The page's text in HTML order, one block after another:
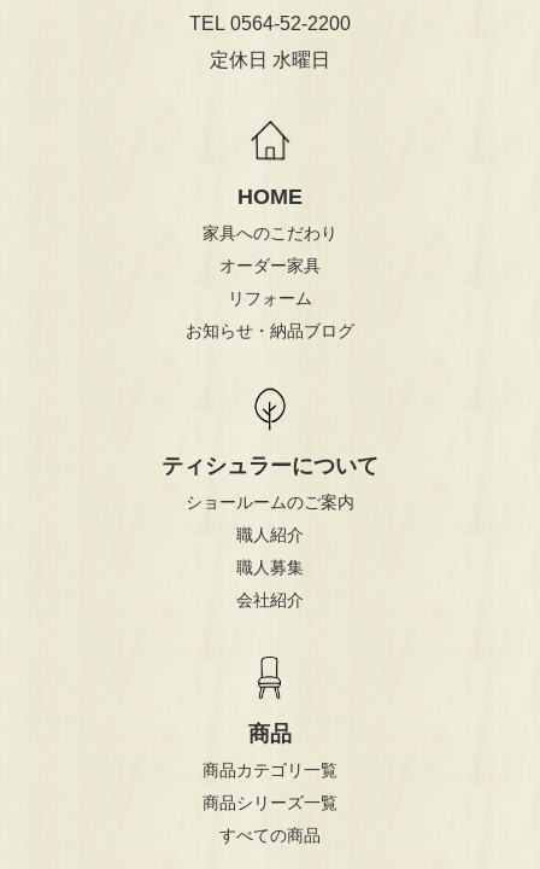
TEL 0564-52-2200
定休日 水曜日
HOME
家具へのこだわり
オーダー家具
リフォーム
お知らせ・納品ブログ
ティシュラーについて
ショールームのご案内
職人紹介
職人募集
会社紹介
商品
商品カテゴリ一覧
商品シリーズ一覧
すべての商品